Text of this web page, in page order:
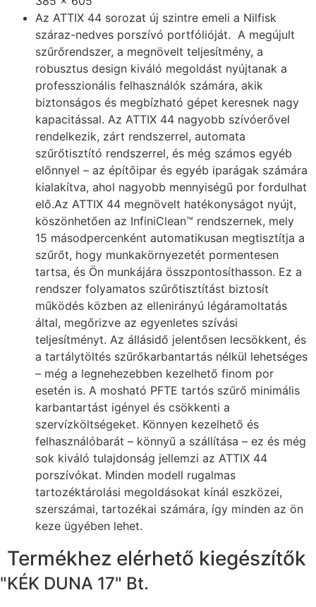
Az ATTIX 44 sorozat új szintre emeli a Nilfisk
száraz-nedves porszívó portfólióját. A megújult
szűrőrendszer, a megnövelt teljesítmény, a
robusztus design kiváló megoldást nyújtanak a
professzionális felhasználók számára, akik
biztonságos és megbízható gépet keresnek nagy
kapacitással. Az ATTIX 44 nagyobb szívóerővel
rendelkezik, zárt rendszerrel, automata
szűrőtisztító rendszerrel, és még számos egyéb
előnnyel – az építőipar és egyéb iparágak számára
kialakítva, ahol nagyobb mennyiségű por fordulhat
elő.Az ATTIX 44 megnövelt hatékonyságot nyújt,
köszönhetően az InfiniClean™ rendszernek, mely
15 másodpercenként automatikusan megtisztítja a
szűrőt, hogy munkakörnyezetét pormentesen
tartsa, és Ön munkájára összpontosíthasson. Ez a
rendszer folyamatos szűrőtisztítást biztosít
működés közben az ellenirányú légáramoltatás
által, megőrizve az egyenletes szívási
teljesítményt. Az állásidő jelentősen lecsökkent, és
a tartálytöltés szűrőkarbantartás nélkül lehetséges
– még a legnehezebben kezelhető finom por
esetén is. A mosható PFTE tartós szűrő minimális
karbantartást igényel és csökkenti a
szervízköltségeket. Könnyen kezelhető és
felhasználóbarát – könnyű a szállítása – ez és még
sok kiváló tulajdonság jellemzi az ATTIX 44
porszívókat. Minden modell rugalmas
tartozéktárolási megoldásokat kínál eszközei,
szerszámai, tartozékai számára, így minden az ön
keze ügyében lehet.
Termékhez elérhető kiegészítők
"KÉK DUNA 17" Bt.